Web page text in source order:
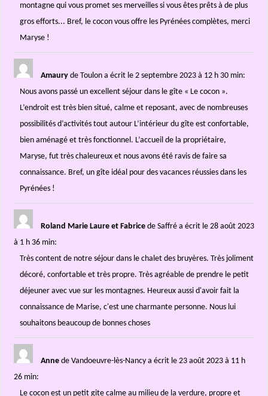
montagne qui vous promet ses merveilles si vous êtes prêts à de plus
gros efforts... Bref, le cocon vous offre les Pyrénées complètes, merci
Maryse !
Amaury de Toulon a écrit le 2 septembre 2023à 12 h 30 min:
Nous avons passé un excellent séjour dans le gîte « Le cocon ».
L’endroit est très bien situé, calme et reposant, avec de nombreuses
possibilités d’activités tout autour L’intérieur du gîte est confortable,
bien aménagé et très fonctionnel. L’accueil de la propriétaire,
Maryse, fut très chaleureux et nous avons été ravis de faire sa
connaissance. Bref, un gîte idéal pour des vacances réussies dans les
Pyrénées !
Roland Marie Laure et Fabrice de Saffré a écrit le 28 août 2023
à 1 h 36 min:
Très content de notre séjour dans le chalet des bruyères. Très joliment
décoré, confortable et très propre. Très agréable de prendre le petit
déjeuner avec vue sur les montagnes. Heureux aussi d'avoir fait la
connaissance de Marise, c'est une charmante personne. Nous lui
souhaitons beaucoup de bonnes choses
Anne de Vandoeuvre-lès-Nancy a écrit le 23 août 2023à 11 h
26 min:
Le cocon est un petit gite calme au milieu de la verdure, propre et